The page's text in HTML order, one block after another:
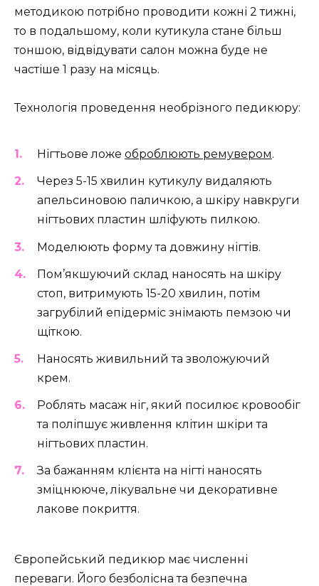
методикою потрібно проводити кожні 2 тижні,
то в подальшому, коли кутикула стане більш
тоншою, відвідувати салон можна буде не
частіше 1 разу на місяць.
Технологія проведення необрізного педикюру:
Нігтьове ложе оброблюють ремувером.
Через 5-15 хвилин кутикулу видаляють
апельсиновою паличкою, а шкіру навкруги
нігтьових пластин шліфують пилкою.
Моделюють форму та довжину нігтів.
Пом’якшуючий склад наносять на шкіру
стоп, витримують 15-20 хвилин, потім
загрубілий епідерміс знімають пемзою чи
щіткою.
Наносять живильний та зволожуючий
крем.
Роблять масаж ніг, який посилює кровообіг
та поліпшує живлення клітин шкіри та
нігтьових пластин.
За бажанням клієнта на нігті наносять
зміцнююче, лікувальне чи декоративне
лакове покриття.
Європейський педикюр має численні
переваги. Його безболісна та безпечна